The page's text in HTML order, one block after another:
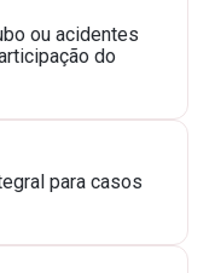
ou acidentes
do
para casos